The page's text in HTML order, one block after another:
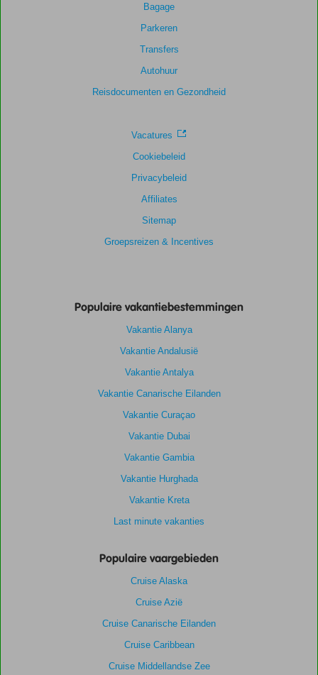
Bagage
Parkeren
Transfers
Autohuur
Reisdocumenten en Gezondheid
Vacatures
Cookiebeleid
Privacybeleid
Affiliates
Sitemap
Groepsreizen & Incentives
Populaire vakantiebestemmingen
Vakantie Alanya
Vakantie Andalusië
Vakantie Antalya
Vakantie Canarische Eilanden
Vakantie Curaçao
Vakantie Dubai
Vakantie Gambia
Vakantie Hurghada
Vakantie Kreta
Last minute vakanties
Populaire vaargebieden
Cruise Alaska
Cruise Azië
Cruise Canarische Eilanden
Cruise Caribbean
Cruise Middellandse Zee